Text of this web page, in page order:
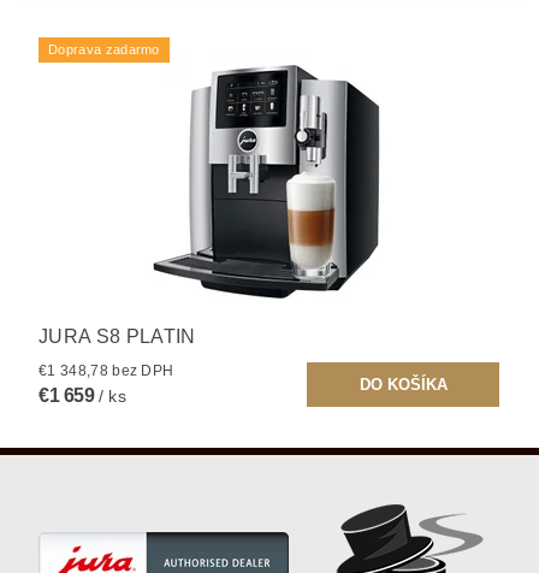
Doprava zadarmo
JURA S8 PLATIN
€1 348,78 bez DPH
€1 659/ ks